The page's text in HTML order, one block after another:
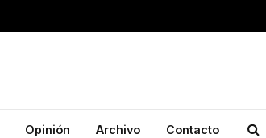
Opinión Archivo Contacto